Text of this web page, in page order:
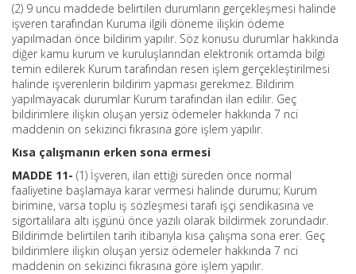
(2) 9 uncu maddede belirtilen durumların gerçekleşmesi halinde
işveren tarafından Kuruma ilgili döneme ilişkin ödeme
yapılmadan önce bildirim yapılır. Söz konusu durumlar hakkında
diğer kamu kurum ve kuruluşlarından elektronik ortamda bilgi
temin edilerek Kurum tarafından resen işlem gerçekleştirilmesi
halinde işverenlerin bildirim yapması gerekmez. Bildirim
yapılmayacak durumlar Kurum tarafından ilan edilir. Geç
bildirimlere ilişkin oluşan yersiz ödemeler hakkında 7 nci
maddenin on sekizinci fıkrasına göre işlem yapılır.
Kısa çalışmanın erken sona ermesi
MADDE 11- (1) İşveren, ilan ettiği süreden önce normal
faaliyetine başlamaya karar vermesi halinde durumu; Kurum
birimine, varsa toplu iş sözleşmesi tarafı işçi sendikasına ve
sigortalılara altı işgünü önce yazılı olarak bildirmek zorundadır.
Bildirimde belirtilen tarih itibarıyla kısa çalışma sona erer. Geç
bildirimlere ilişkin oluşan yersiz ödemeler hakkında 7 nci
maddenin on sekizinci fıkrasına göre işlem yapılır.